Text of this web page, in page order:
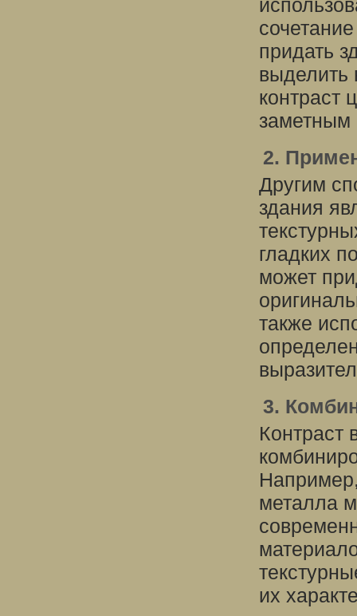
придать
выделить
контраст
2.
Другим
здания
гладких
может
также
3.
Контраст
металла
их